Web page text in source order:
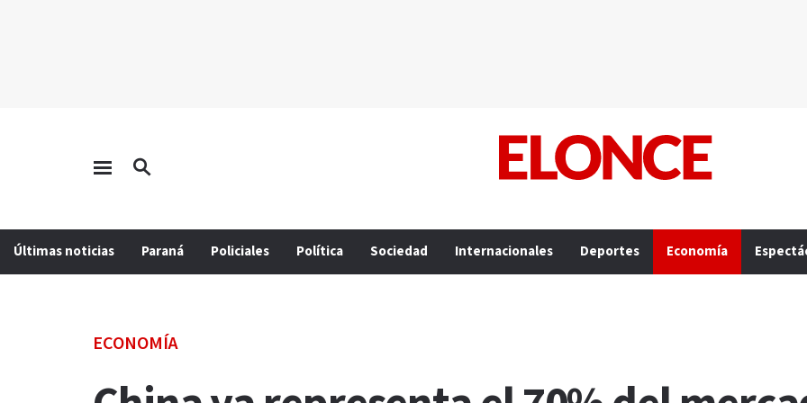
Últimas noticias Paraná Policiales Política Sociedad Internacionales Deportes Economía
ECONOMÍA